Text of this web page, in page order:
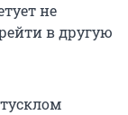
не
в другую